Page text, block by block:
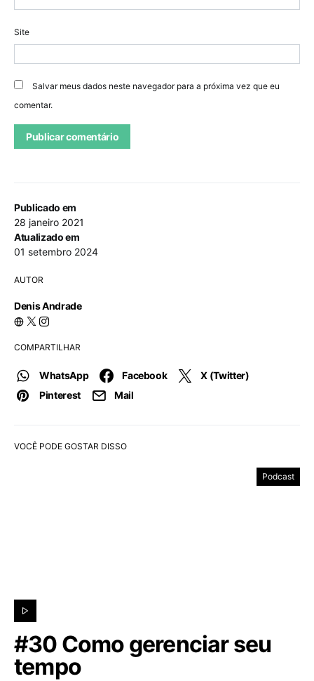
Publicado em
28 janeiro 2021
Atualizado em
01 setembro 2024
AUTOR
Denis Andrade
COMPARTILHAR
WhatsApp Facebook
X (Twitter)
Pinterest
Mail
Site
Salvar meus dados neste navegador para a próxima vez que eu
comentar.
VOCÊ PODE GOSTAR DISSO
Podcast
#30 Como gerenciar seu
tempo